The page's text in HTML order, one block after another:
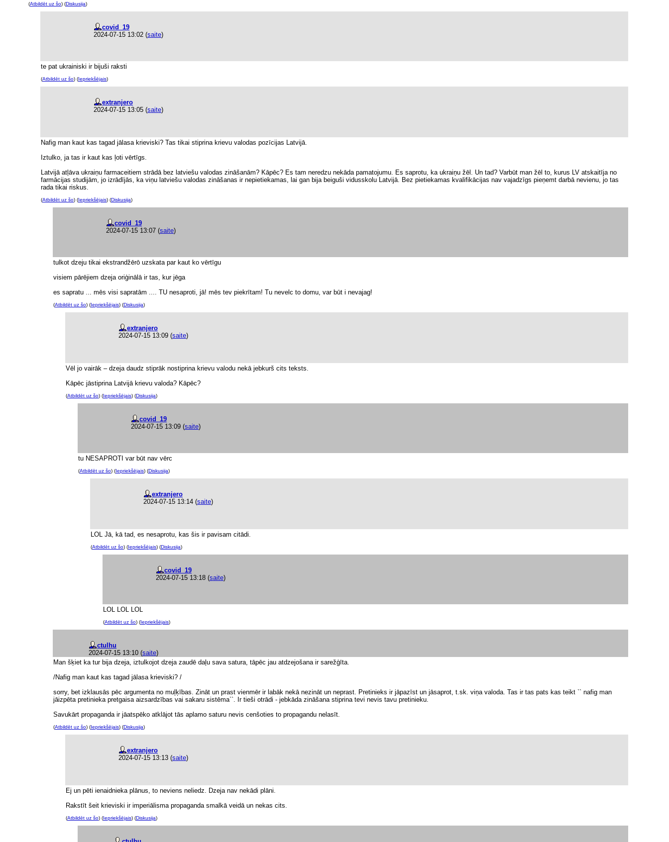
(Atbildēt uz šo) (Diskusija)
covid_19
2024-07-15 13:02 (saite)
te pat ukrainiski ir bijuši raksti
(Atbildēt uz šo) (Iepriekšējais)
extranjero
2024-07-15 13:05 (saite)
Nafig man kaut kas tagad jālasa krieviski? Tas tikai stiprina krievu valodas pozīcijas Latvijā.
Iztulko, ja tas ir kaut kas ļoti vērtīgs.
Latvijā atļāva ukraiņu farmaceitiem strādā bez latviešu valodas zināšanām? Kāpēc? Es tam neredzu nekāda pamatojumu. Es saprotu, ka ukraiņu žēl. Un tad? Varbūt man žēl to, kurus LV atskaitīja no
farmācijas studijām, jo izrādījās, ka viņu latviešu valodas zināšanas ir nepietiekamas, lai gan bija beiguši vidusskolu Latvijā. Bez pietiekamas kvalifikācijas nav vajadzīgs pieņemt darbā nevienu, jo tas
rada tikai riskus.
(Atbildēt uz šo) (Iepriekšējais) (Diskusija)
covid_19
2024-07-15 13:07 (saite)
tulkot dzeju tikai ekstrandžērō uzskata par kaut ko vērtīgu
visiem pārējiem dzeja oriģinālā ir tas, kur jēga
es sapratu ... mēs visi sapratām .... TU nesaproti, jā! mēs tev piekrītam! Tu nevelc to domu, var būt i nevajag!
(Atbildēt uz šo) (Iepriekšējais) (Diskusija)
extranjero
2024-07-15 13:09 (saite)
Vēl jo vairāk – dzeja daudz stiprāk nostiprina krievu valodu nekā jebkurš cits teksts.
Kāpēc jāstiprina Latvijā krievu valoda? Kāpēc?
(Atbildēt uz šo) (Iepriekšējais) (Diskusija)
covid_19
2024-07-15 13:09 (saite)
tu NESAPROTI var būt nav vērc
(Atbildēt uz šo) (Iepriekšējais) (Diskusija)
extranjero
2024-07-15 13:14 (saite)
LOL Jā, kā tad, es nesaprotu, kas šis ir pavisam citādi.
(Atbildēt uz šo) (Iepriekšējais) (Diskusija)
covid_19
2024-07-15 13:18 (saite)
LOL LOL LOL
(Atbildēt uz šo) (Iepriekšējais)
ctulhu
2024-07-15 13:10 (saite)
Man šķiet ka tur bija dzeja, iztulkojot dzeja zaudē daļu sava satura, tāpēc jau atdzejošana ir sarežģīta.
/Nafig man kaut kas tagad jālasa krieviski? /
sorry, bet izklausās pēc argumenta no muļķības. Zināt un prast vienmēr ir labāk nekā nezināt un neprast. Pretinieks ir jāpazīst un jāsaprot, t.sk. viņa valoda. Tas ir tas pats kas teikt `` nafig man
jāizpēta pretinieka pretgaisa aizsardzības vai sakaru sistēma``. Ir tieši otrādi - jebkāda zināšana stiprina tevi nevis tavu pretinieku.
Savukārt propaganda ir jāatspēko atklājot tās aplamo saturu nevis cenšoties to propagandu nelasīt.
(Atbildēt uz šo) (Iepriekšējais) (Diskusija)
extranjero
2024-07-15 13:13 (saite)
Ej un pēti ienaidnieka plānus, to neviens neliedz. Dzeja nav nekādi plāni.
Rakstīt šeit krieviski ir imperiālisma propaganda smalkā veidā un nekas cits.
(Atbildēt uz šo) (Iepriekšējais) (Diskusija)